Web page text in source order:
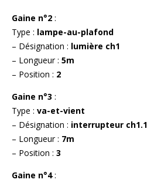
Gaine n°2 :
Type : lampe-au-plafond
– Désignation : lumière ch1
– Longueur : 5m
– Position : 2
Gaine n°3 :
Type : va-et-vient
– Désignation : interrupteur ch1.1
– Longueur : 7m
– Position : 3
Gaine n°4: